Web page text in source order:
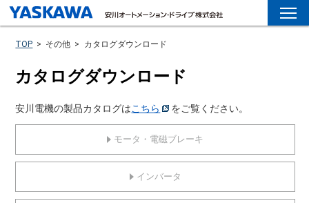
TOP > その他 > カタログダウンロード
カタログダウンロード
安川電機の製品カタログはこちら をご覧ください。
モータ・電磁ブレーキ
インバータ